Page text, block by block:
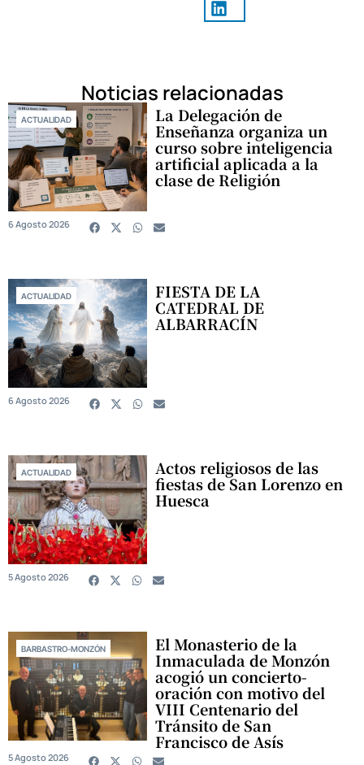
Noticias relacionadas
ACTUALIDAD La Delegación de
Enseñanza organiza un
curso sobre inteligencia
artificial aplicada a la
clase de Religión
6 Agosto 2026
ACTUALIDAD FIESTA DE LA
CATEDRAL DE
ALBARRACÍN
6 Agosto 2026
ACTUALIDAD Actos religiosos de las
fiestas de San Lorenzo en
Huesca
5 Agosto 2026
BARBASTRO-MONZÓN El Monasterio de la
Inmaculada de Monzón
acogió un concierto-
oración con motivo del
VIII Centenario del
Tránsito de San
Francisco de Asís
5 Agosto 2026